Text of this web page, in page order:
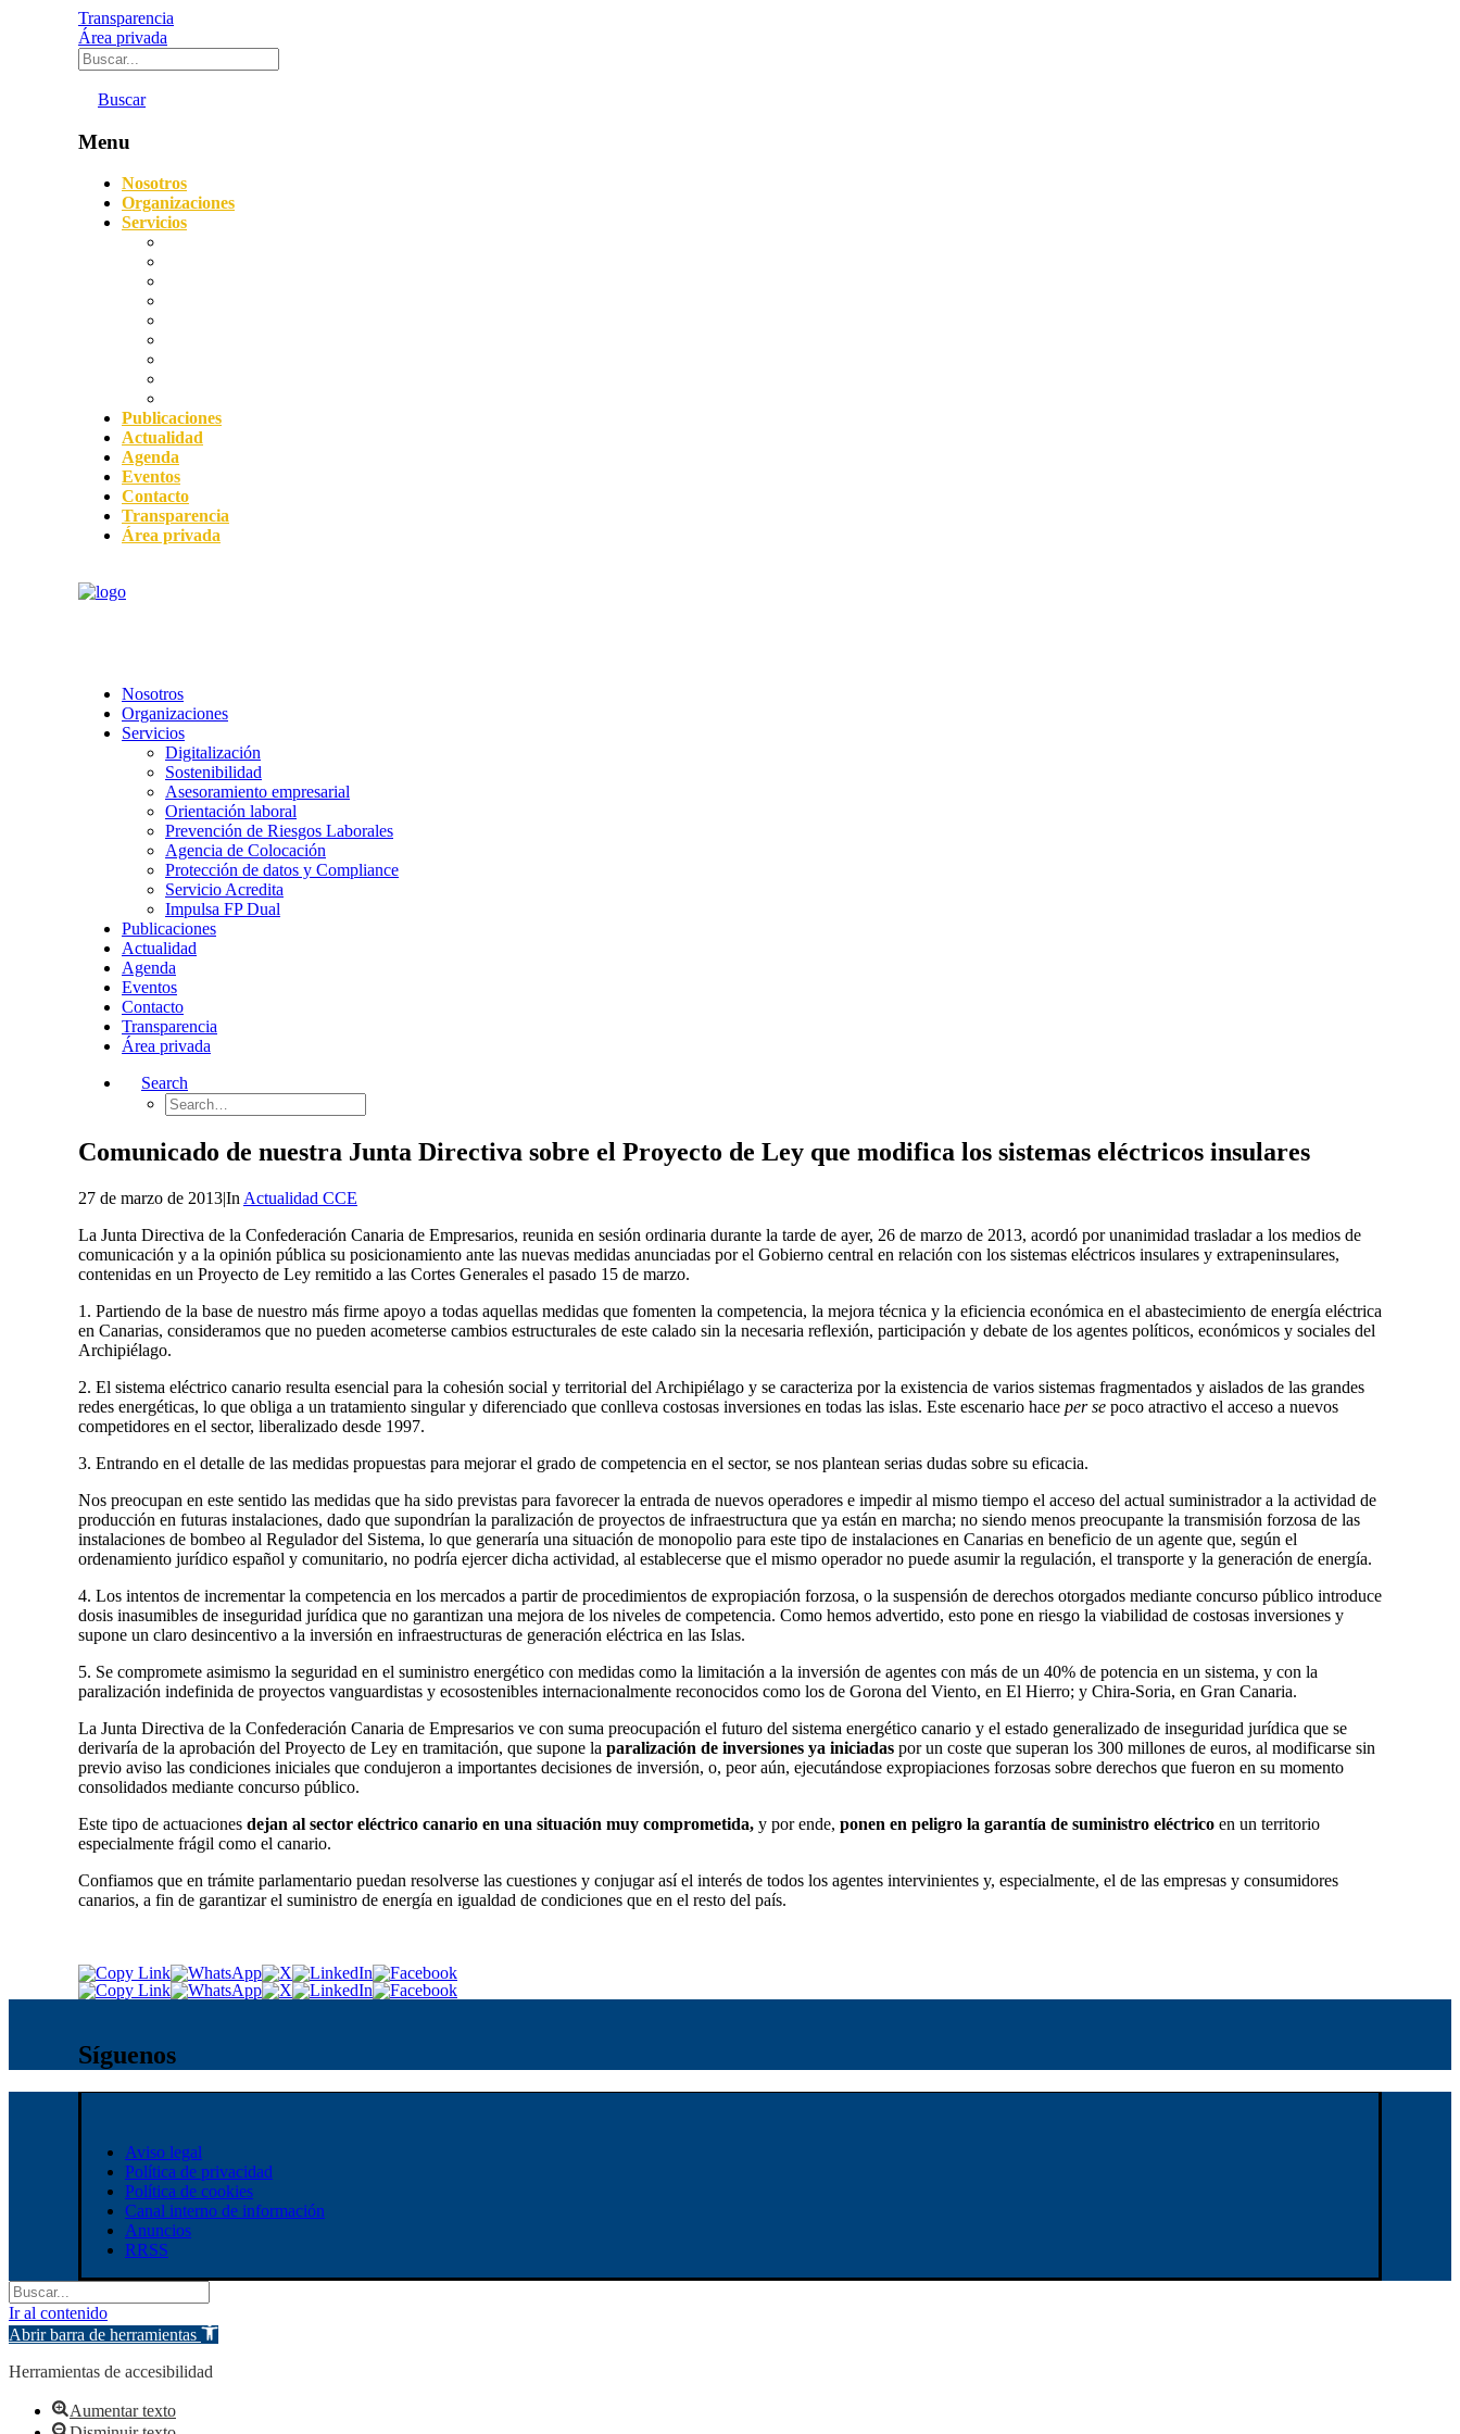
Transparencia
Área privada
Buscar
Menu
Nosotros
Organizaciones
Servicios
Publicaciones
Actualidad
Agenda
Eventos
Contacto
Transparencia
Área privada
Nosotros
Organizaciones
Servicios
Digitalización
Sostenibilidad
Asesoramiento empresarial
Orientación laboral
Prevención de Riesgos Laborales
Agencia de Colocación
Protección de datos y Compliance
Servicio Acredita
Impulsa FP Dual
Publicaciones
Actualidad
Agenda
Eventos
Contacto
Transparencia
Área privada
Search
Comunicado de nuestra Junta Directiva sobre el Proyecto de Ley que modifica los sistemas eléctricos insulares
27 de marzo de 2013|In Actualidad CCE
La Junta Directiva de la Confederación Canaria de Empresarios, reunida en sesión ordinaria durante la tarde de ayer, 26 de marzo de 2013, acordó por unanimidad trasladar a los medios de
comunicación y a la opinión pública su posicionamiento ante las nuevas medidas anunciadas por el Gobierno central en relación con los sistemas eléctricos insulares y extrapeninsulares,
contenidas en un Proyecto de Ley remitido a las Cortes Generales el pasado 15 de marzo.
1. Partiendo de la base de nuestro más firme apoyo a todas aquellas medidas que fomenten la competencia, la mejora técnica y la eficiencia económica en el abastecimiento de energía eléctrica
en Canarias, consideramos que no pueden acometerse cambios estructurales de este calado sin la necesaria reflexión, participación y debate de los agentes políticos, económicos y sociales del
Archipiélago.
2. El sistema eléctrico canario resulta esencial para la cohesión social y territorial del Archipiélago y se caracteriza por la existencia de varios sistemas fragmentados y aislados de las grandes
redes energéticas, lo que obliga a un tratamiento singular y diferenciado que conlleva costosas inversiones en todas las islas. Este escenario hace per se poco atractivo el acceso a nuevos
competidores en el sector, liberalizado desde 1997.
3. Entrando en el detalle de las medidas propuestas para mejorar el grado de competencia en el sector, se nos plantean serias dudas sobre su eficacia.
Nos preocupan en este sentido las medidas que ha sido previstas para favorecer la entrada de nuevos operadores e impedir al mismo tiempo el acceso del actual suministrador a la actividad de
producción en futuras instalaciones, dado que supondrían la paralización de proyectos de infraestructura que ya están en marcha; no siendo menos preocupante la transmisión forzosa de las
instalaciones de bombeo al Regulador del Sistema, lo que generaría una situación de monopolio para este tipo de instalaciones en Canarias en beneficio de un agente que, según el
ordenamiento jurídico español y comunitario, no podría ejercer dicha actividad, al establecerse que el mismo operador no puede asumir la regulación, el transporte y la generación de energía.
4. Los intentos de incrementar la competencia en los mercados a partir de procedimientos de expropiación forzosa, o la suspensión de derechos otorgados mediante concurso público introduce
dosis inasumibles de inseguridad jurídica que no garantizan una mejora de los niveles de competencia. Como hemos advertido, esto pone en riesgo la viabilidad de costosas inversiones y
supone un claro desincentivo a la inversión en infraestructuras de generación eléctrica en las Islas.
5. Se compromete asimismo la seguridad en el suministro energético con medidas como la limitación a la inversión de agentes con más de un 40% de potencia en un sistema, y con la
paralización indefinida de proyectos vanguardistas y ecosostenibles internacionalmente reconocidos como los de Gorona del Viento, en El Hierro; y Chira-Soria, en Gran Canaria.
La Junta Directiva de la Confederación Canaria de Empresarios ve con suma preocupación el futuro del sistema energético canario y el estado generalizado de inseguridad jurídica que se
derivaría de la aprobación del Proyecto de Ley en tramitación, que supone la paralización de inversiones ya iniciadas por un coste que superan los 300 millones de euros, al modificarse sin
previo aviso las condiciones iniciales que condujeron a importantes decisiones de inversión, o, peor aún, ejecutándose expropiaciones forzosas sobre derechos que fueron en su momento
consolidados mediante concurso público.
Este tipo de actuaciones dejan al sector eléctrico canario en una situación muy comprometida, y por ende, ponen en peligro la garantía de suministro eléctrico en un territorio
especialmente frágil como el canario.
Confiamos que en trámite parlamentario puedan resolverse las cuestiones y conjugar así el interés de todos los agentes intervinientes y, especialmente, el de las empresas y consumidores
canarios, a fin de garantizar el suministro de energía en igualdad de condiciones que en el resto del país.
Síguenos
Aviso legal
Política de privacidad
Política de cookies
Canal interno de información
Anuncios
RRSS
Ir al contenido
Abrir barra de herramientas
Herramientas de accesibilidad
Aumentar texto